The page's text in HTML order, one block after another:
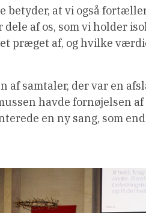
betyder, at vi også
af os, som vi holder
præget af, og hvilke
af samtaler, der var en
havde fornøjelsen
en ny sang, som